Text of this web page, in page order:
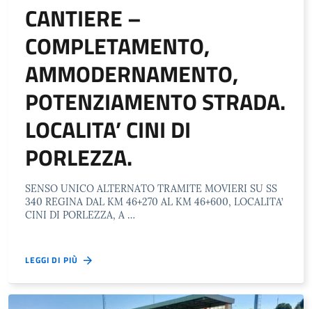
CANTIERE –
COMPLETAMENTO,
AMMODERNAMENTO,
POTENZIAMENTO STRADA.
LOCALITA’ CINI DI
PORLEZZA.
SENSO UNICO ALTERNATO TRAMITE MOVIERI SU SS
340 REGINA DAL KM 46+270 AL KM 46+600, LOCALITA’
CINI DI PORLEZZA, A …
LEGGI DI PIÙ